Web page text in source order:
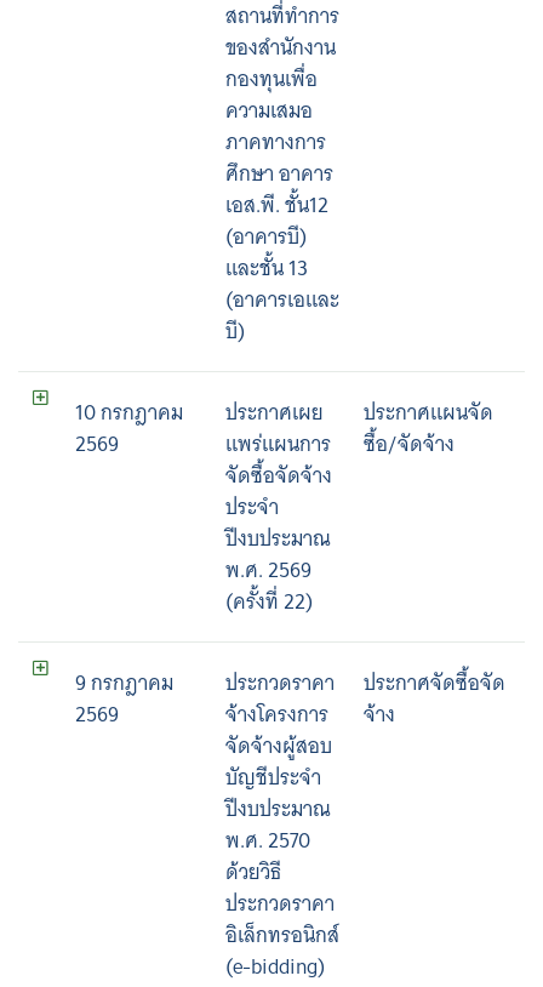
สถานที่ทำการ
ของสำนักงาน
กองทุนเพื่อ
ความเสมอ
ภาคทางการ
ศึกษา อาคาร
เอส.พี. ชั้น12
(อาคารบี)
และชั้น 13
(อาคารเอและ
บี)
10 กรกฎาคม
2569
ประกาศเผย
แพร่แผนการ
จัดซื้อจัดจ้าง
ประจำ
ปีงบประมาณ
พ.ศ. 2569
(ครั้งที่ 22)
ประกาศแผนจัด
ซื้อ/จัดจ้าง
9 กรกฎาคม
2569
ประกวดราคา
จ้างโครงการ
จัดจ้างผู้สอบ
บัญชีประจำ
ปีงบประมาณ
พ.ศ. 2570
ด้วยวิธี
ประกวดราคา
อิเล็กทรอนิกส์
(e-bidding)
ประกาศจัดซื้อจัด
จ้าง